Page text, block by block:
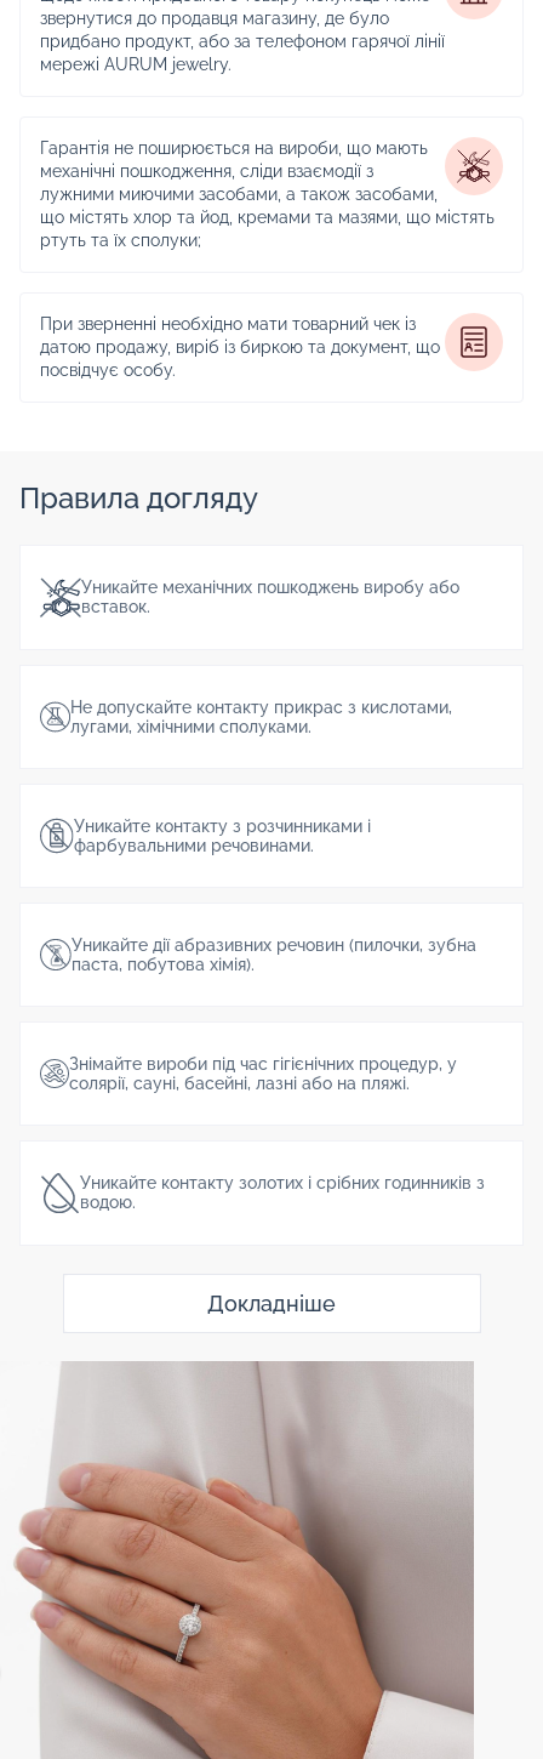
звернутися до продавця магазину, де було
придбано продукт, або за телефоном гарячої лінії
мережі AURUM jewelry.
Гарантія не поширюється на вироби, що мають
механічні пошкодження, сліди взаємодії з
лужними миючими засобами, а також засобами,
що містять хлор та йод, кремами та мазями, що містять
ртуть та їх сполуки;
При зверненні необхідно мати товарний чек із
датою продажу, виріб із биркою та документ, що
посвідчує особу.
Правила догляду
Уникайте механічних пошкоджень виробу або
вставок.
Не допускайте контакту прикрас з кислотами,
лугами, хімічними сполуками.
Уникайте контакту з розчинниками і
фарбувальними речовинами.
Уникайте дії абразивних речовин (пилочки, зубна
паста, побутова хімія).
Знімайте вироби під час гігієнічних процедур, у
солярії, сауні, басейні, лазні або на пляжі.
Уникайте контакту золотих і срібних годинників з
водою.
Докладніше